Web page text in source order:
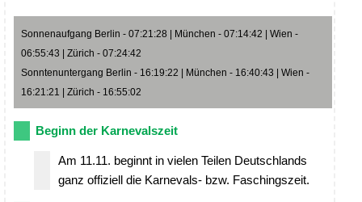
Sonnenaufgang Berlin - 07:21:28 | München - 07:14:42 | Wien -
06:55:43 | Zürich - 07:24:42
Sonntenuntergang Berlin - 16:19:22 | München - 16:40:43 | Wien -
16:21:21 | Zürich - 16:55:02
Beginn der Karnevalszeit
Am 11.11. beginnt in vielen Teilen Deutschlands
ganz offiziell die Karnevals- bzw. Faschingszeit.